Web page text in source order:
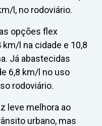
l, no rodoviário.
opções flex
l na cidade e 10,8
Já abastecidas
6,8 km/l no uso
rodoviário.
leve melhora ao
urbano, mas